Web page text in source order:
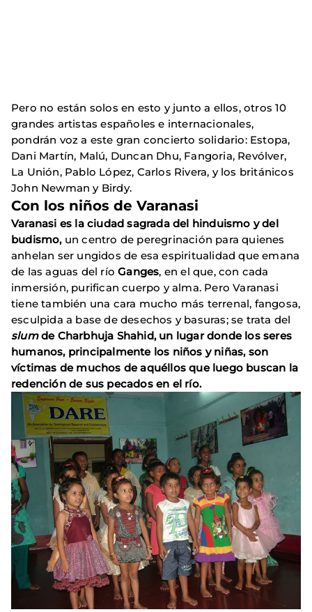
Pero no están solos en esto y junto a ellos, otros 10
grandes artistas españoles e internacionales,
pondrán voz a este gran concierto solidario: Estopa,
Dani Martín, Malú, Duncan Dhu, Fangoria, Revólver,
La Unión, Pablo López, Carlos Rivera, y los británicos
John Newman y Birdy.
Con los niños de Varanasi
Varanasi es la ciudad sagrada del hinduismo y del
budismo,un centro de peregrinación para quienes
anhelan ser ungidos de esa espiritualidad que emana
de las aguas del ríoGanges, en el que, con cada
inmersión, purifican cuerpo y alma. Pero Varanasi
tiene también una cara mucho más terrenal, fangosa,
esculpida a base de desechos y basuras; se trata del
slumde Charbhuja Shahid, un lugar donde los seres
humanos, principalmente los niños y niñas, son
víctimas de muchos de aquéllos que luego buscan la
redención de sus pecados en el río.